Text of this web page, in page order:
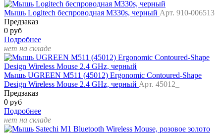
Мышь Logitech беспроводная M330s, черный Арт. 910-006513
Предзаказ
0 руб
Подробнее
нет на складе
Мышь UGREEN M511 (45012) Ergonomic Contoured-Shape
Design Wireless Mouse 2.4 GHz, черный Арт. 45012_
Предзаказ
0 руб
Подробнее
нет на складе